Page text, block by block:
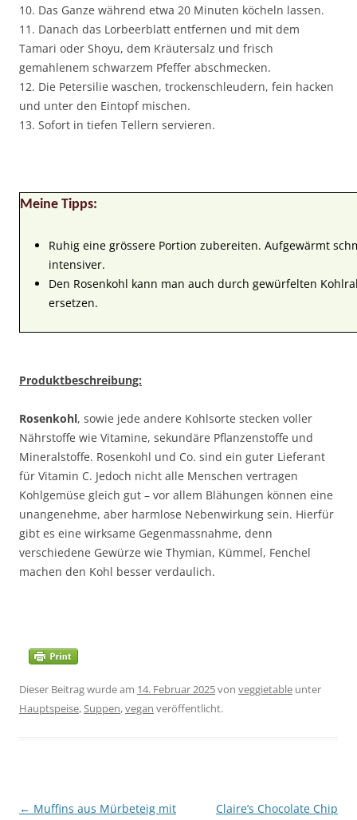
10. Das Ganze während etwa 20 Minuten köcheln lassen.
11. Danach das Lorbeerblatt entfernen und mit dem
Tamari oder Shoyu, dem Kräutersalz und frisch
gemahlenem schwarzem Pfeffer abschmecken.
12. Die Petersilie waschen, trockenschleudern, fein hacken
und unter den Eintopf mischen.
13. Sofort in tiefen Tellern servieren.
Meine Tipps:
Ruhig eine grössere Portion zubereiten. Aufgewärmt
intensiver.
Den Rosenkohl kann man auch durch gewürfelten
ersetzen.
Produktbeschreibung:
Rosenkohl, sowie jede andere Kohlsorte stecken voller
Nährstoffe wie Vitamine, sekundäre Pflanzenstoffe und
Mineralstoffe. Rosenkohl und Co. sind ein guter Lieferant
für Vitamin C. Jedoch nicht alle Menschen vertragen
Kohlgemüse gleich gut – vor allem Blähungen können eine
unangenehme, aber harmlose Nebenwirkung sein. Hierfür
gibt es eine wirksame Gegenmassnahme, denn
verschiedene Gewürze wie Thymian, Kümmel, Fenchel
machen den Kohl besser verdaulich.
Dieser Beitrag wurde am 14. Februar 2025von veggietable unter
Hauptspeise,Suppen,vegan veröffentlicht.
Beitragsnavigation
← Muffins aus Mürbeteig mit Claire’s Chocolate Chip